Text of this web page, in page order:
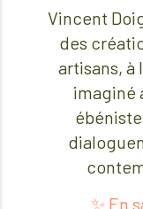
Vincent
des
artisans, à
imaginé
✨ En